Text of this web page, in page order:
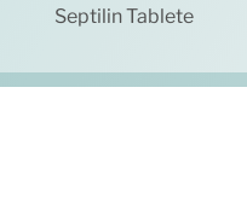
Septilin Tablete